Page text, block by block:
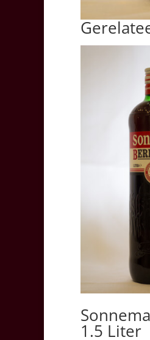
1.5 Liter